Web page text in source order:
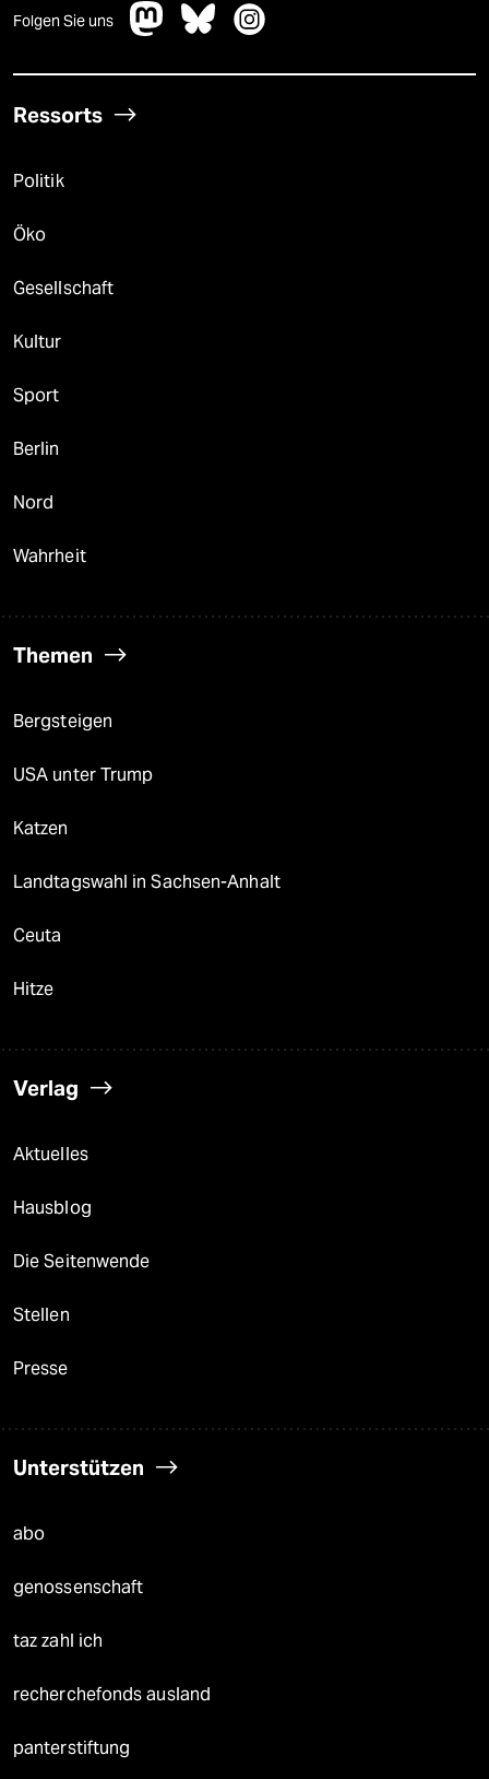
Folgen Sie uns
Ressorts
Politik
Öko
Gesellschaft
Kultur
Sport
Berlin
Nord
Wahrheit
Themen
Bergsteigen
USA unter Trump
Katzen
Landtagswahl in Sachsen-Anhalt
Ceuta
Hitze
Verlag
Aktuelles
Hausblog
Die Seitenwende
Stellen
Presse
Unterstützen
abo
genossenschaft
taz zahl ich
recherchefonds ausland
panterstiftung